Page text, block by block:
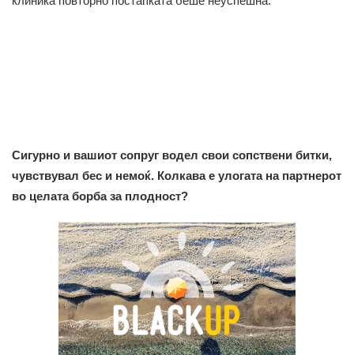
Сигурно и вашиот сопруг водел свои сопствени битки,
чувствувал бес и немоќ. Колкава е улогата на партнерот
во целата борба за плодност?